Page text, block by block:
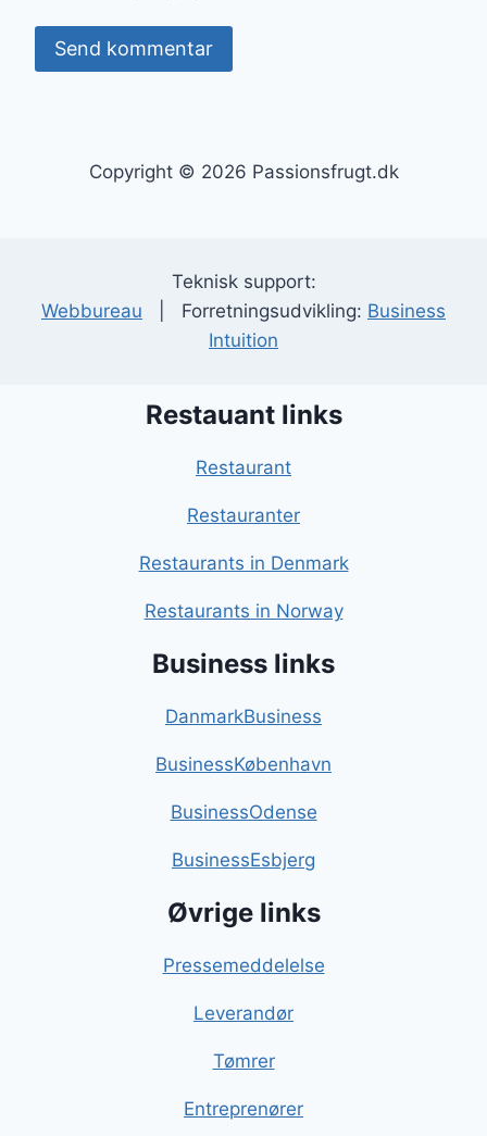
Copyright © 2026 Passionsfrugt.dk
Teknisk support:
Webbureau | Forretningsudvikling: Business
Intuition
Restauant links
Restaurant
Restauranter
Restaurants in Denmark
Restaurants in Norway
Business links
DanmarkBusiness
BusinessKøbenhavn
BusinessOdense
BusinessEsbjerg
Øvrige links
Pressemeddelelse
Leverandør
Tømrer
Entreprenører